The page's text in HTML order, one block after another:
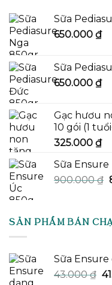
Sữa
650.000 ₫
Sữa
650.000 ₫
Gạc hươu
10 gói (1
325.000 ₫
Sữa
900.000₫
SẢN PHẨM BÁN
Sữa Ensure
43.000₫